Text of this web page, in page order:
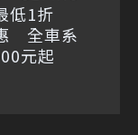
低1折
全車系
元起